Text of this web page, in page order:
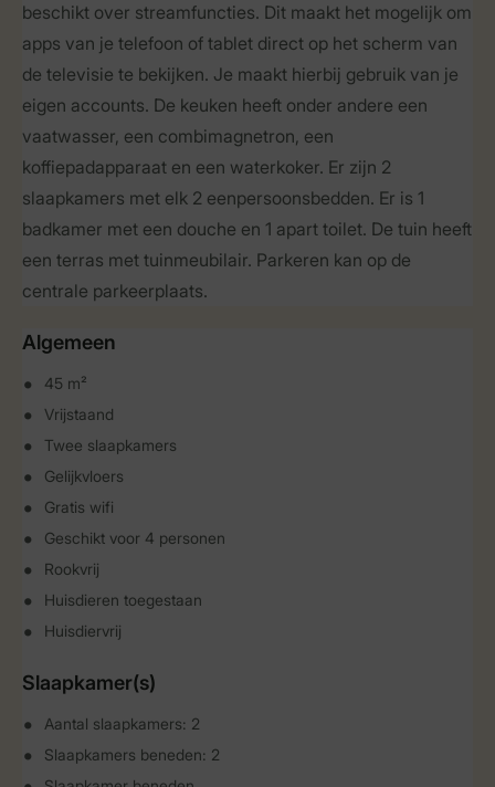
beschikt over streamfuncties. Dit maakt het mogelijk om
apps van je telefoon of tablet direct op het scherm van
de televisie te bekijken. Je maakt hierbij gebruik van je
eigen accounts. De keuken heeft onder andere een
vaatwasser, een combimagnetron, een
koffiepadapparaat en een waterkoker. Er zijn 2
slaapkamers met elk 2 eenpersoonsbedden. Er is 1
badkamer met een douche en 1 apart toilet. De tuin heeft
een terras met tuinmeubilair. Parkeren kan op de
centrale parkeerplaats.
Algemeen
45 m²
Vrijstaand
Twee slaapkamers
Gelijkvloers
Gratis wifi
Geschikt voor 4 personen
Rookvrij
Huisdieren toegestaan
Huisdiervrij
Slaapkamer(s)
Aantal slaapkamers: 2
Slaapkamers beneden: 2